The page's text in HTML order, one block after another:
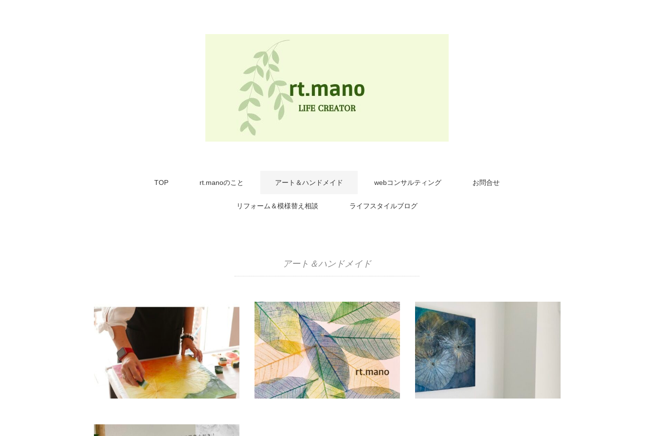
TOP rt.manoのこと アート＆ハンドメイド webコンサルティング お問合せ
リフォーム＆模様替え相談 ライフスタイルブログ
アート＆ハンドメイド